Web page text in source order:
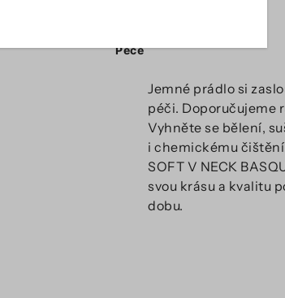
Péče
Jemné prádlo si
péči. Doporučujeme
Vyhněte se bělení,
i chemickému
SOFT V NECK
svou krásu a kvalitu
dobu.